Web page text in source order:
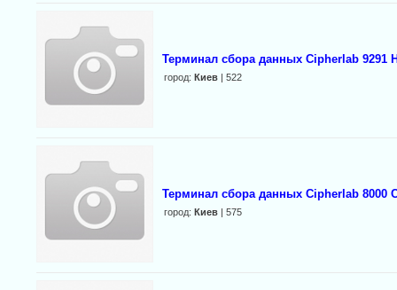
Терминал сбора данных Cipherlab 9291
город: Киев| 522
Терминал сбора данных Cipherlab 8000
город: Киев| 575